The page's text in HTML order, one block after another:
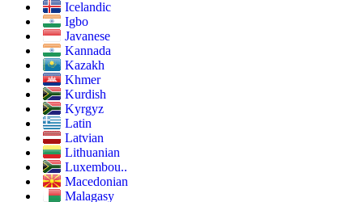
Icelandic
Igbo
Javanese
Kannada
Kazakh
Khmer
Kurdish
Kyrgyz
Latin
Latvian
Lithuanian
Luxembou..
Macedonian
Malagasy